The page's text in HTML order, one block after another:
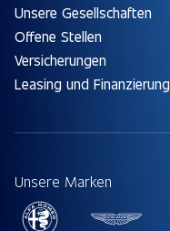
Unsere Gesellschaften
Offene Stellen
Versicherungen
Leasing und Finanzierung
Unsere Marken